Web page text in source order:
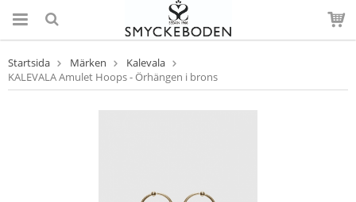
Startsida Märken
Kalevala
KALEVALA Amulet Hoops - Örhängen i brons